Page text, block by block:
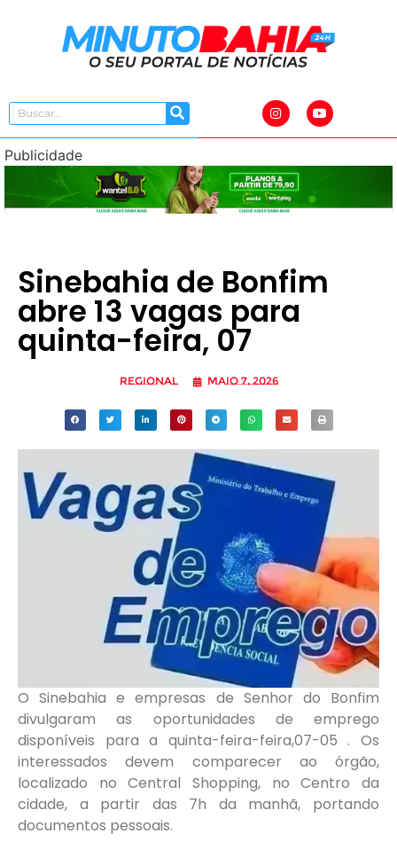
Publicidade
Sinebahia de Bonfim
abre 13 vagas para
quinta-feira, 07
Regional maio 7, 2026
O Sinebahia e empresas de Senhor do Bonfim
divulgaram as oportunidades de emprego
disponíveis para a quinta-feira-feira,07-05 . Os
interessados devem comparecer ao órgão,
localizado no Central Shopping, no Centro da
cidade, a partir das 7h da manhã, portando
documentos pessoais.